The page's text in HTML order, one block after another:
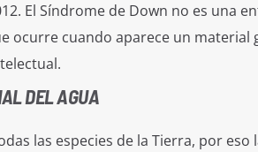
El Síndrome de Down no es una
ocurre cuando aparece un material
DEL AGUA
las especies de la Tierra, por